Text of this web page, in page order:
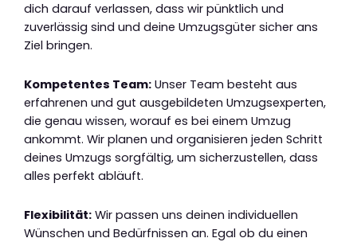
dich darauf verlassen, dass wir pünktlich und
zuverlässig sind und deine Umzugsgüter sicher ans
Ziel bringen.
Kompetentes Team: Unser Team besteht aus
erfahrenen und gut ausgebildeten Umzugsexperten,
die genau wissen, worauf es bei einem Umzug
ankommt. Wir planen und organisieren jeden Schritt
deines Umzugs sorgfältig, um sicherzustellen, dass
alles perfekt abläuft.
Flexibilität: Wir passen uns deinen individuellen
Wünschen und Bedürfnissen an. Egal ob du einen